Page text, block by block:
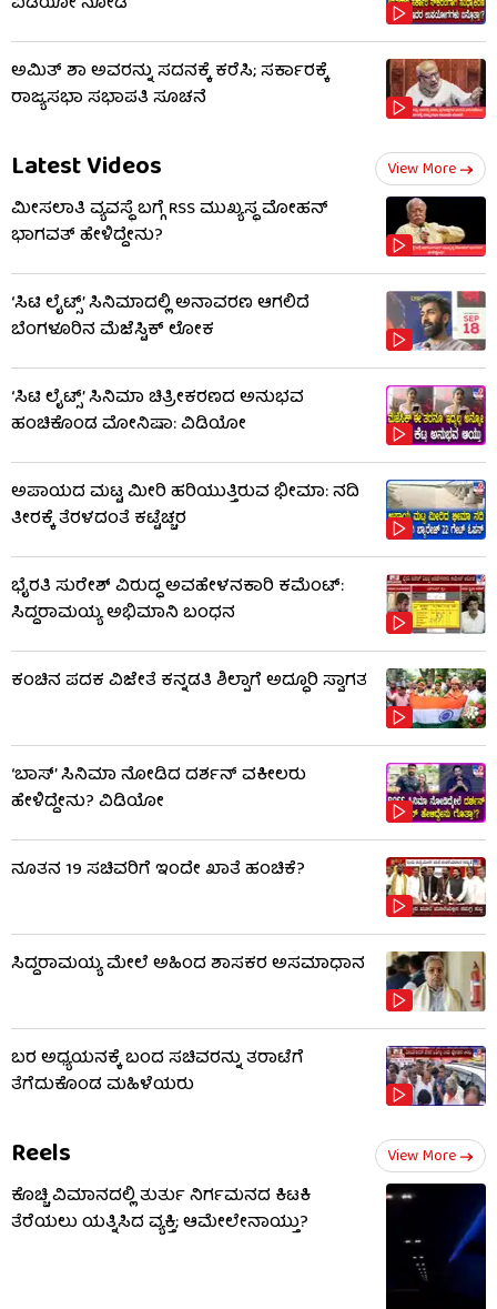
ಅಮಿತ್ ಶಾ ಅವರನ್ನು ಸದನಕ್ಕೆ ಕರೆಸಿ; ಸರ್ಕಾರಕ್ಕೆ
ರಾಜ್ಯಸಭಾ ಸಭಾಪತಿ ಸೂಚನೆ
Latest Videos View More
ಮೀಸಲಾತಿ ವ್ಯವಸ್ಥೆ ಬಗ್ಗೆ RSS​ ಮುಖ್ಯಸ್ಥ ಮೋಹನ್
ಭಾಗವತ್ ಹೇಳಿದ್ದೇನು?
‘ಸಿಟಿ ಲೈಟ್ಸ್’ ಸಿನಿಮಾದಲ್ಲಿ ಅನಾವರಣ ಆಗಲಿದೆ
ಬೆಂಗಳೂರಿನ ಮೆಜೆಸ್ಟಿಕ್ ಲೋಕ
‘ಸಿಟಿ ಲೈಟ್ಸ್’ ಸಿನಿಮಾ ಚಿತ್ರೀಕರಣದ ಅನುಭವ
ಹಂಚಿಕೊಂಡ ಮೋನಿಷಾ: ವಿಡಿಯೋ
ಅಪಾಯದ ಮಟ್ಟ ಮೀರಿ ಹರಿಯುತ್ತಿರುವ ಭೀಮಾ: ನದಿ
ತೀರಕ್ಕೆ ತೆರಳದಂತೆ ಕಟ್ಟೆಚ್ಚರ
ಭೈರತಿ ಸುರೇಶ್ ವಿರುದ್ಧ ಅವಹೇಳನಕಾರಿ ಕಮೆಂಟ್:
ಸಿದ್ದರಾಮಯ್ಯ ಅಭಿಮಾನಿ ಬಂಧನ
ಕಂಚಿನ ಪದಕ ವಿಜೇತೆ ಕನ್ನಡತಿ ಶಿಲ್ಪಾಗೆ ಅದ್ಧೂರಿ ಸ್ವಾಗತ
‘ಬಾಸ್’ ಸಿನಿಮಾ ನೋಡಿದ ದರ್ಶನ್ ವಕೀಲರು
ಹೇಳಿದ್ದೇನು? ವಿಡಿಯೋ
ನೂತನ 19 ಸಚಿವರಿಗೆ ಇಂದೇ ಖಾತೆ ಹಂಚಿಕೆ?
ಸಿದ್ದರಾಮಯ್ಯ ಮೇಲೆ ಅಹಿಂದ ಶಾಸಕರ ಅಸಮಾಧಾನ
ಬರ ಅಧ್ಯಯನಕ್ಕೆ ಬಂದ ಸಚಿವರನ್ನು ತರಾಟೆಗೆ
ತೆಗೆದುಕೊಂಡ ಮಹಿಳೆಯರು
Reels View More
ಕೊಚ್ಚಿ ವಿಮಾನದಲ್ಲಿ ತುರ್ತು ನಿರ್ಗಮನದ ಕಿಟಕಿ
ತೆರೆಯಲು ಯತ್ನಿಸಿದ ವ್ಯಕ್ತಿ; ಆಮೇಲೇನಾಯ್ತು?